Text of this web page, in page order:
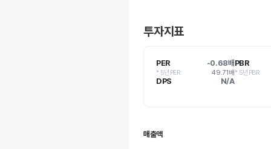
투자지표
PER -0.68배
* 5년PER 49.71배
PBR
* 5년PBR
DPS N/A
매출액